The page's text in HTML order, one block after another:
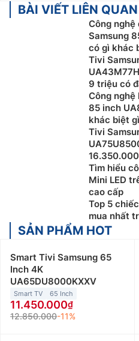
BÀI VIẾT LIÊN QUAN
Công nghệ
Samsung
có gì khác
Tivi
9 triệu có
Công nghệ
85 inch
khác biệt
Tivi
Tìm hiểu
Mini LED
cao cấp
Top 5
mua nhất
SẢN PHẨM HOT
Smart Tivi Samsung 65
Inch 4K
UA65DU8000KXXV
Smart TV 65 Inch
11.450.000
12.850.000-11%